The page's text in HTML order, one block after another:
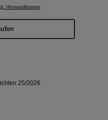
Versandkosten